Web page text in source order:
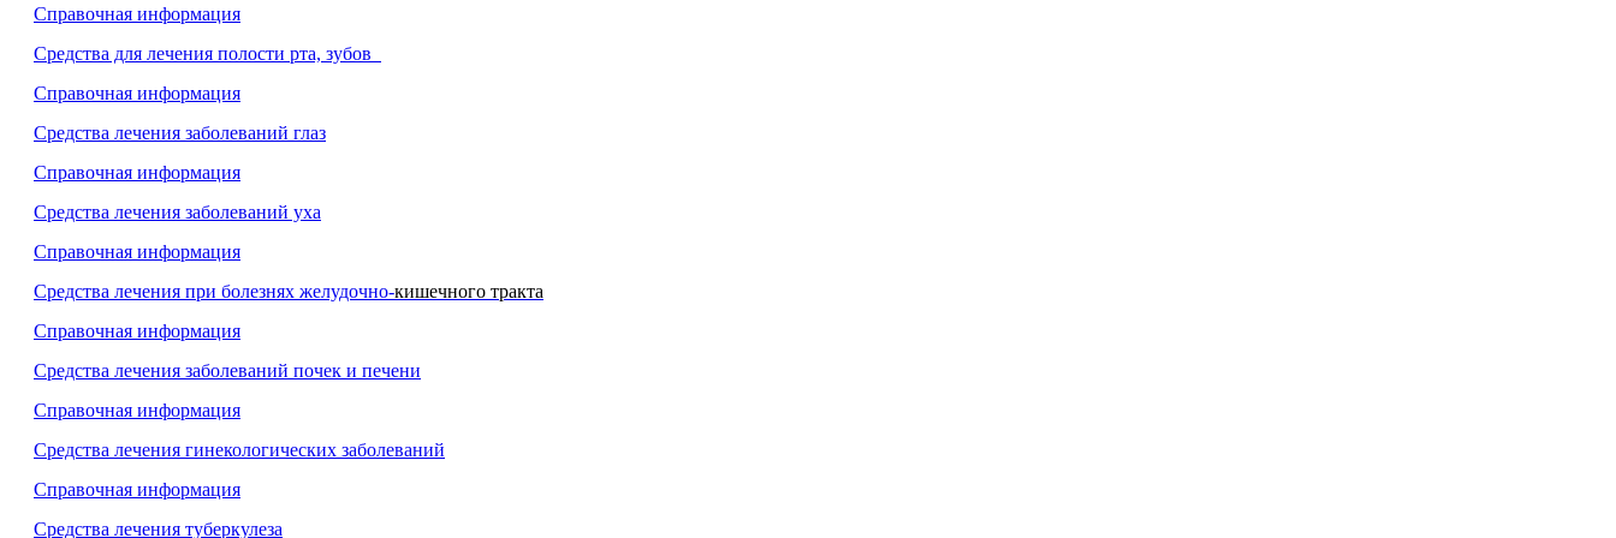
Справочная информация
Средства для лечения полости рта, зубов
Справочная информация
Средства лечения заболеваний глаз
Справочная информация
Средства лечения заболеваний уха
Справочная информация
Средства лечения при болезнях желудочно-кишечного тракта
Справочная информация
Средства лечения заболеваний почек и печени
Справочная информация
Средства лечения гинекологических заболеваний
Справочная информация
Средства лечения туберкулеза